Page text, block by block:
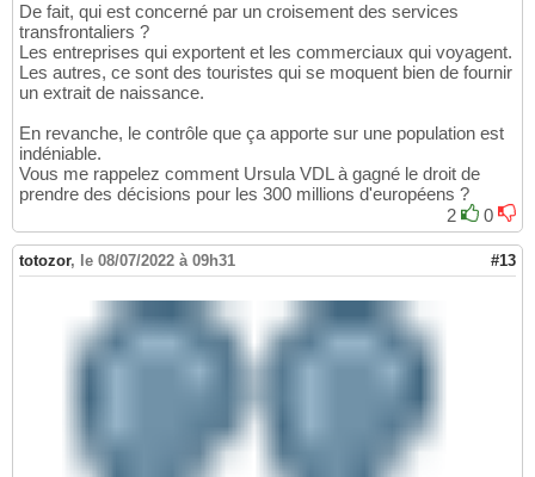
De fait, qui est concerné par un croisement des services
transfrontaliers ?
Les entreprises qui exportent et les commerciaux qui voyagent.
Les autres, ce sont des touristes qui se moquent bien de fournir
un extrait de naissance.
En revanche, le contrôle que ça apporte sur une population est
indéniable.
Vous me rappelez comment Ursula VDL à gagné le droit de
prendre des décisions pour les 300 millions d'européens ?
2
0
totozor, le 08/07/2022 à 09h31 #13